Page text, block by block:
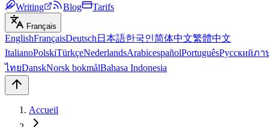
Writing
Blog Tarifs
Français
EnglishFrançaisDeutsch 日本語한국인简体中文繁體中文
ItalianoPolskiTürkçeNederlandsArabicespañolPortuguêsРусскийภา
ไทยDanskNorsk bokmålBahasa Indonesia
Accueil